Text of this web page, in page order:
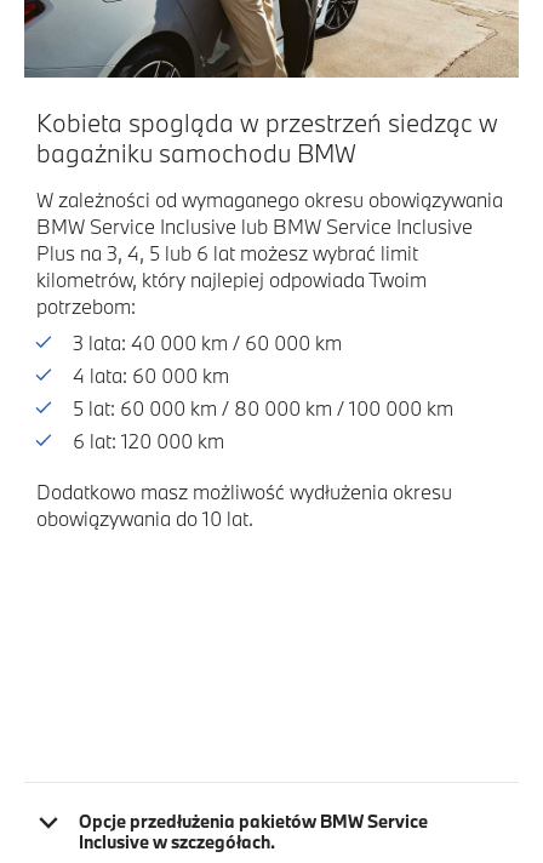
Kobieta spogląda w przestrzeń siedząc w
bagażniku samochodu BMW
W zależności od wymaganego okresu obowiązywania
BMW Service Inclusive lub BMW Service Inclusive
Plus na 3, 4, 5 lub 6 lat możesz wybrać limit
kilometrów, który najlepiej odpowiada Twoim
potrzebom:
3 lata: 40 000 km / 60 000 km
4 lata: 60 000 km
5 lat: 60 000 km / 80 000 km / 100 000 km
6 lat: 120 000 km
Dodatkowo masz możliwość wydłużenia okresu
obowiązywania do 10 lat.
Opcje przedłużenia pakietów BMW Service
Inclusive w szczegółach.